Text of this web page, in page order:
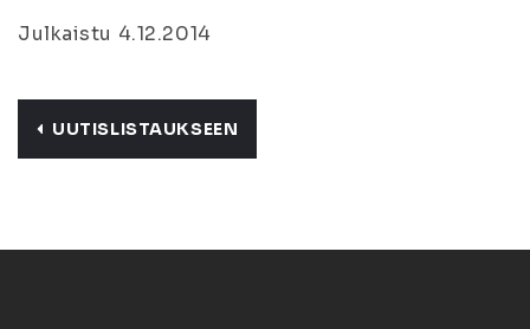
Julkaistu 4.12.2014
UUTISLISTAUKSEEN